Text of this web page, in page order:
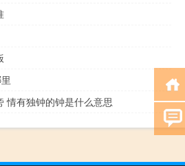
情有独钟的钟是什么意思